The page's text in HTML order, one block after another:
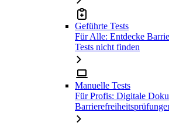
Geführte Tests
Für Alle: Entdecke
Tests nicht finden
Manuelle Tests
Für Profis: Digitale